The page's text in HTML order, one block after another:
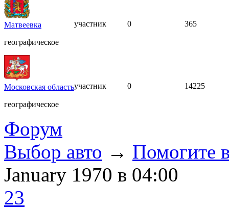
Матвеевка
географическое
участник 0 365
Московская область
географическое
участник 0 14225
Форум
Выбор авто → Помогите
January 1970 в 04:00
23